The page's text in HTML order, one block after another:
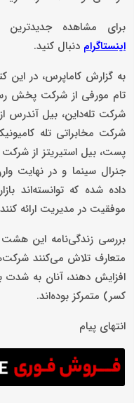
برای مشاهده
اینستاگرام دنبال کنید.
به گزارش کاماپرس، در
تام مورفی از شرکت پخش
شرکت تله‌داین، بیل آندرس
شرکت مخابراتی تله
پست، بیل استیریتز از شرکت
جنرال سینما و در نهایت
داده شده که توانسته‌اند
موفقیت در مدیریت ارائه
بررسی زندگی‌نامه این
متعارف تلاش می‌کنند
افزایش دهند، آنان به
کسر) متمرکز بوده‌اند.
انتهای پیام